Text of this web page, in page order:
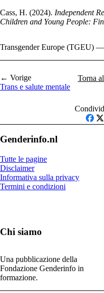
Cass, H. (2024). Independent
Children and Young People:
Transgender Europe (TGEU)
← Vorige
Trans e salute mentale
Torna
X
Genderinfo.nl
Tutte le pagine
Disclaimer
Informativa sulla privacy
Termini e condizioni
Chi siamo
Una pubblicazione della
Fondazione Genderinfo in
formazione.